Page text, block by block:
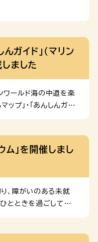
り） 近所に心配なお子
・く） 「虐待されて
になる子どもや心配
い。連絡 […]
んガイド」（マリン
ました
ワールド海の中道を楽
ップ」・「あんしんガイ
ム」を開催しまし
、障がいのある未就
とときを過ごしてい